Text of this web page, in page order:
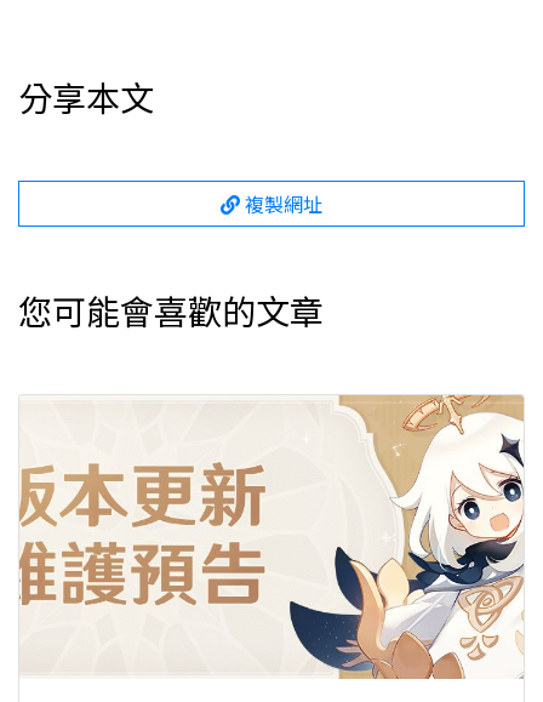
分享本文
複製網址
您可能會喜歡的文章